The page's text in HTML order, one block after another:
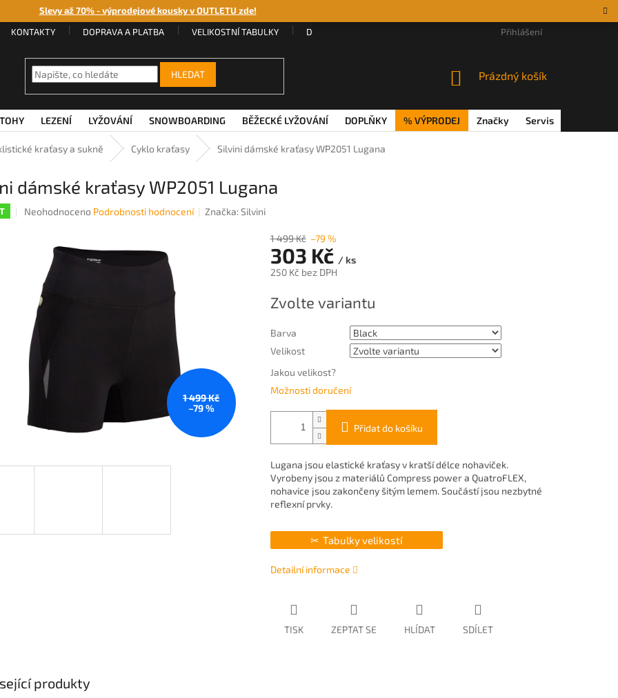
Slevy až 70% - výprodejové kousky v OUTLETU zde!
KONTAKTY DOPRAVA A PLATBA VELIKOSTNÍ TABULKY DÁRKOVÉ POUKAZY VĚRNOSTNÍ PROGRAM
Přihlášení
HLEDAT
NÁKUPNÍ
Prázdný košík
LEZENÍ LYŽOVÁNÍ SNOWBOARDING BĚŽECKÉ LYŽOVÁNÍ DOPLŇKY % VÝPRODEJ Značky Servis
kraťasy a sukně Cyklo kraťasy Silvini dámské kraťasy WP2051 Lugana
dámské kraťasy WP2051 Lugana
Průměrné
hvězdiček.
Neohodnoceno Podrobnosti hodnocení Značka:Silvini
1 499 Kč
–79 %
1 499 Kč –79 %
303 Kč / ks
250 Kč bez DPH
cena:
Zvolte variantu
Barva
Velikost
Jakou velikost?
Možnosti doručení
Přidat do košíku
Lugana jsou elastické kraťasy v kratší délce nohaviček.
Vyrobeny jsou z materiálů Compress power a QuatroFLEX,
nohavice jsou zakončeny šitým lemem. Součástí jsou nezbytné
reflexní prvky.
Tabulky velikostí
Detailní informace
TISK ZEPTAT SE HLÍDAT SDÍLET
produkty